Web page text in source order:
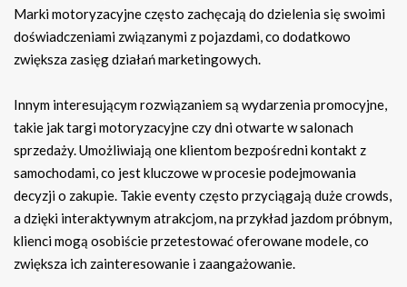
Marki motoryzacyjne często zachęcają do dzielenia się swoimi
doświadczeniami związanymi z pojazdami, co dodatkowo
zwiększa zasięg działań marketingowych.
Innym interesującym rozwiązaniem są wydarzenia promocyjne,
takie jak targi motoryzacyjne czy dni otwarte w salonach
sprzedaży. Umożliwiają one klientom bezpośredni kontakt z
samochodami, co jest kluczowe w procesie podejmowania
decyzji o zakupie. Takie eventy często przyciągają duże crowds,
a dzięki interaktywnym atrakcjom, na przykład jazdom próbnym,
klienci mogą osobiście przetestować oferowane modele, co
zwiększa ich zainteresowanie i zaangażowanie.